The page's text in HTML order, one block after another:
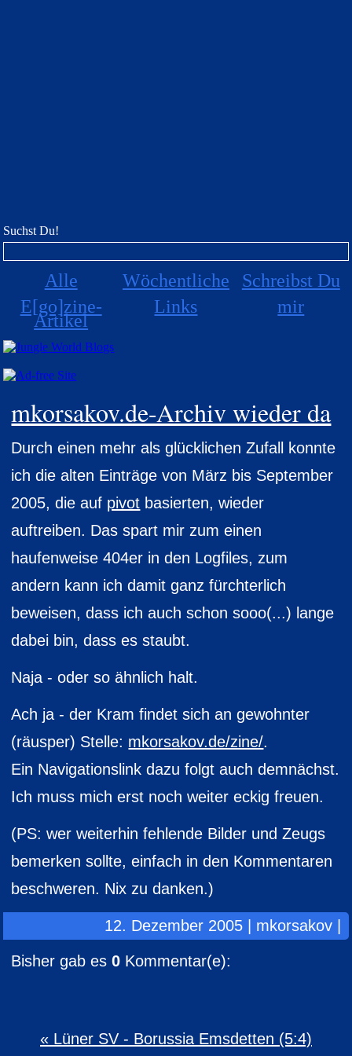
mkorsakov.de-Archiv wieder da
Durch einen mehr als glücklichen Zufall konnte
ich die alten Einträge von März bis September
2005, die auf pivot basierten, wieder
auftreiben. Das spart mir zum einen
haufenweise 404er in den Logfiles, zum
andern kann ich damit ganz fürchterlich
beweisen, dass ich auch schon sooo(...) lange
dabei bin, dass es staubt.
Naja - oder so ähnlich halt.
Ach ja - der Kram findet sich an gewohnter
(räusper) Stelle: mkorsakov.de/zine/.
Ein Navigationslink dazu folgt auch demnächst.
Ich muss mich erst noch weiter eckig freuen.
(PS: wer weiterhin fehlende Bilder und Zeugs
bemerken sollte, einfach in den Kommentaren
beschweren. Nix zu danken.)
12. Dezember 2005 | mkorsakov |
Bisher gab es0 Kommentar(e):
« Lüner SV - Borussia Emsdetten (5:4)
Suchst Du!
Alle
E[go]zine-
Artikel
Wöchentliche
Links
Schreibst Du
mir